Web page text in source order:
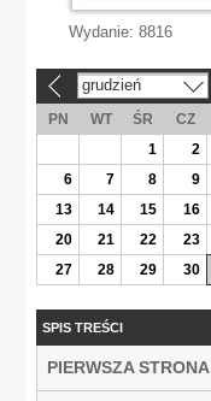
Wydanie: 8816
grudzień
PN WT ŚR CZ
1
2
6
7 8 9
13
14 15 16
20
21 22 23
27
28 29 30
SPIS TREŚCI
PIERWSZA STRONA